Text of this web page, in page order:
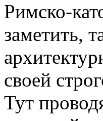
Римско-
заметить,
своей
Тут